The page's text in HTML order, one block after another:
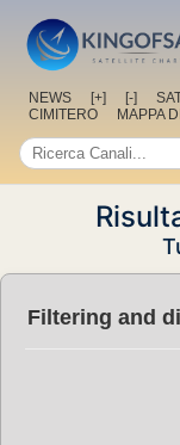
NEWS [+] [-]
CIMITERO
MAPPA
Filtering and